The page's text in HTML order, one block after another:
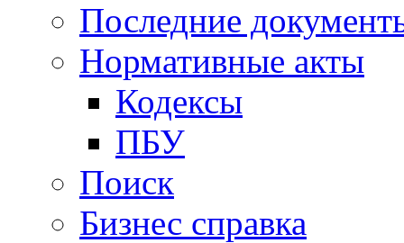
Последние
Нормативные акты
Кодексы
ПБУ
Поиск
Бизнес справка